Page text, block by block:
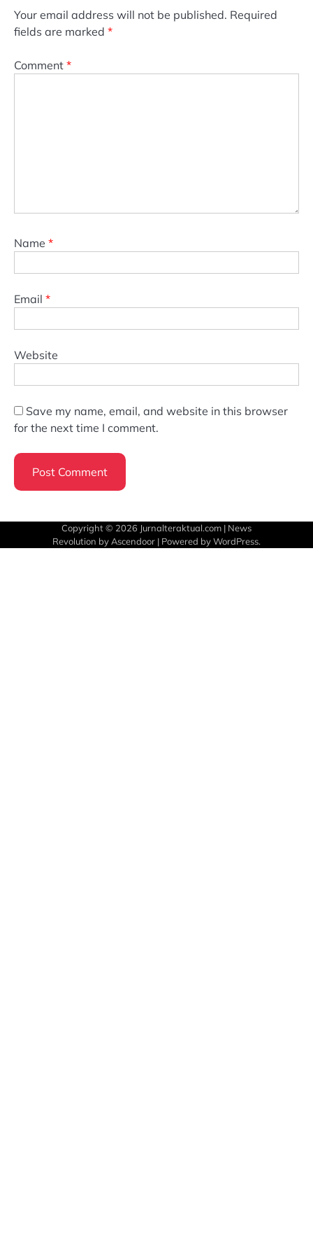
Your email address will not be published. Required
fields are marked *
Comment *
Name *
Email *
Website
Save my name, email, and website in this browser
for the next time I comment.
Copyright © 2026 Jurnalteraktual.com | News
Revolution byAscendoor | Powered byWordPress.